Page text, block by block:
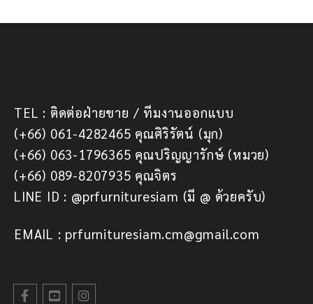
TEL : ติดต่อฝ่ายขาย / ทีมงานออกแบบ
(+66) 061-4282465 คุณศิริรัตน์ (มุก)
(+66) 063-1796365 คุณปริญญารักษ์ (หมวย)
(+66) 089-8207935 คุณจิตร
LINE ID : @prfurnituresiam (มี @ ด้วยครับ)
EMAIL : prfurnituresiam.cm@gmail.com